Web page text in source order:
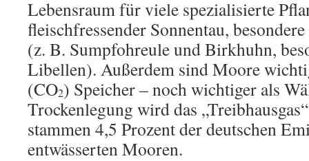
Lebensraum für viele spezialisierte
fleischfressender Sonnentau,
(z. B. Sumpfohreule und Birkhuhn,
Libellen). Außerdem sind Moore
(CO2) Speicher – noch wichtiger als
Trockenlegung wird das
stammen 4,5 Prozent der deutschen
entwässerten Mooren.